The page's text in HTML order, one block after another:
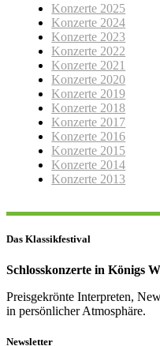
Konzerte 2025
Konzerte 2024
Konzerte 2023
Konzerte 2022
Konzerte 2021
Konzerte 2020
Konzerte 2019
Konzerte 2018
Konzerte 2017
Konzerte 2016
Konzerte 2015
Konzerte 2014
Konzerte 2013
Das Klassikfestival
Schlosskonzerte in Königs
Preisgekrönte Interpreten,
in persönlicher Atmosphäre.
Newsletter